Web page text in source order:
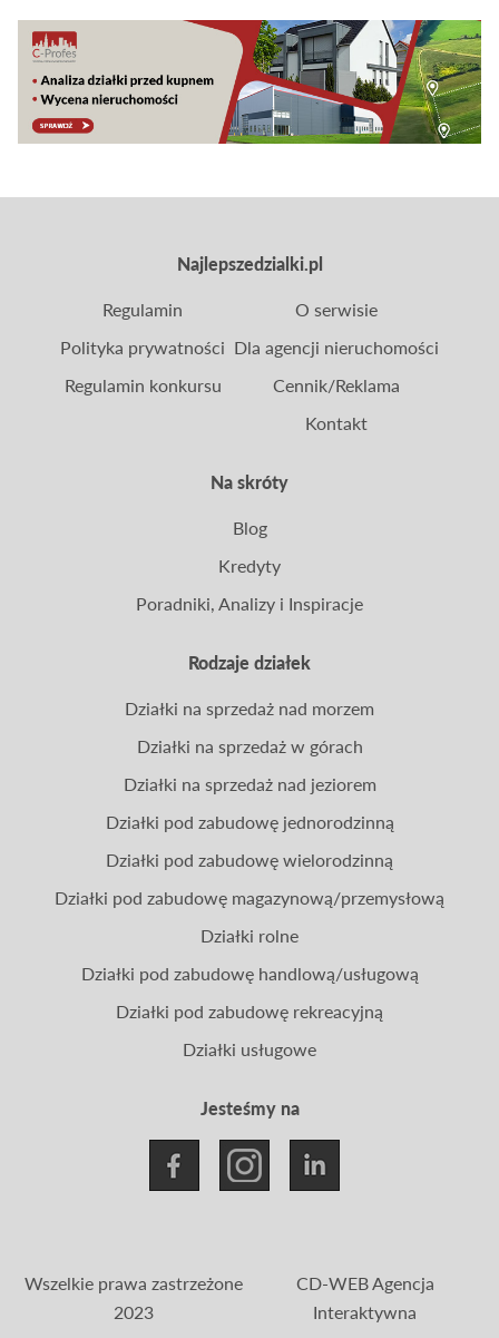
Najlepszedzialki.pl
Na skróty
Rodzaje działek
Jesteśmy na
Regulamin
Polityka prywatności
Regulamin konkursu
O serwisie
Dla agencji nieruchomości
Cennik/Reklama
Kontakt
Blog
Kredyty
Poradniki, Analizy i Inspiracje
Działki na sprzedaż nad morzem
Działki na sprzedaż w górach
Działki na sprzedaż nad jeziorem
Działki pod zabudowę jednorodzinną
Działki pod zabudowę wielorodzinną
Działki pod zabudowę magazynową/przemysłową
Działki rolne
Działki pod zabudowę handlową/usługową
Działki pod zabudowę rekreacyjną
Działki usługowe
Wszelkie prawa zastrzeżone
2023
CD-WEB Agencja
Interaktywna